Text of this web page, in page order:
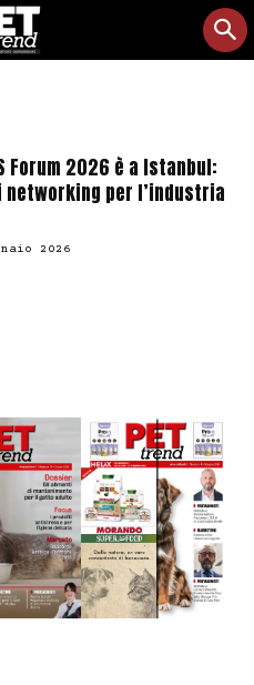
Forum 2026 è a Istanbul:
networking per l’industria
2026